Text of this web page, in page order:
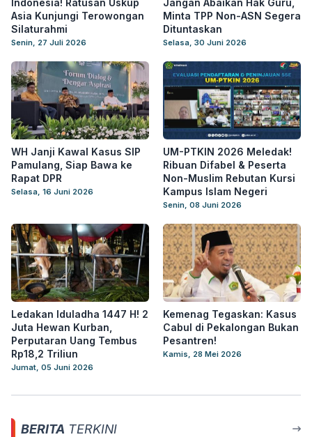
Indonesia! Ratusan Uskup
Asia Kunjungi Terowongan
Silaturahmi
Senin, 27 Juli 2026
Jangan Abaikan Hak Guru,
Minta TPP Non-ASN Segera
Dituntaskan
Selasa, 30 Juni 2026
WH Janji Kawal Kasus SIP
Pamulang, Siap Bawa ke
Rapat DPR
Selasa, 16 Juni 2026
UM-PTKIN 2026 Meledak!
Ribuan Difabel & Peserta
Non-Muslim Rebutan Kursi
Kampus Islam Negeri
Senin, 08 Juni 2026
Ledakan Iduladha 1447 H! 2
Juta Hewan Kurban,
Perputaran Uang Tembus
Rp18,2 Triliun
Jumat, 05 Juni 2026
Kemenag Tegaskan: Kasus
Cabul di Pekalongan Bukan
Pesantren!
Kamis, 28 Mei 2026
BERITA TERKINI